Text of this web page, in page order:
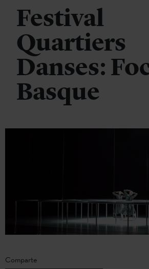
Festival
Quartiers
Danses:
Basque
Comparte